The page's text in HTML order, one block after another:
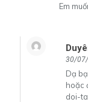
Em
30/
Dạ
hoặc
doi-